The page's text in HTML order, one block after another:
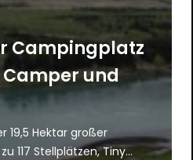
Campingplatz
Camper und
19,5 Hektar großer
117 Stellplätzen, Tiny...